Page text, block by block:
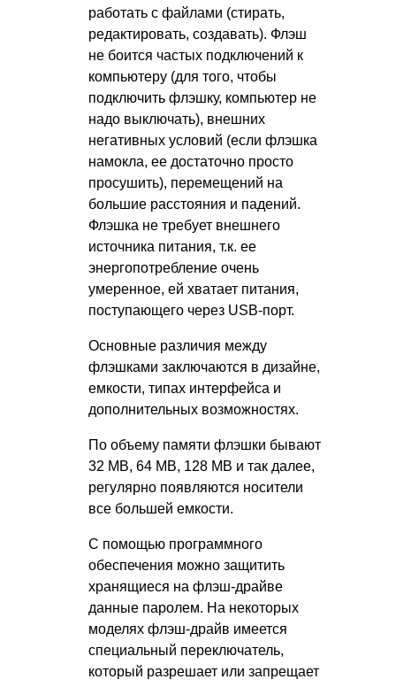
работать с файлами (стирать,
редактировать, создавать). Флэш
не боится частых подключений к
компьютеру (для того, чтобы
подключить флэшку, компьютер не
надо выключать), внешних
негативных условий (если флэшка
намокла, ее достаточно просто
просушить), перемещений на
большие расстояния и падений.
Флэшка не требует внешнего
источника питания, т.к. ее
энергопотребление очень
умеренное, ей хватает питания,
поступающего через USB-порт.
Основные различия между
флэшками заключаются в дизайне,
емкости, типах интерфейса и
дополнительных возможностях.
По объему памяти флэшки бывают
32 MB, 64 MB, 128 MB и так далее,
регулярно появляются носители
все большей емкости.
С помощью программного
обеспечения можно защитить
хранящиеся на флэш-драйве
данные паролем. На некоторых
моделях флэш-драйв имеется
специальный переключатель,
который разрешает или запрещает